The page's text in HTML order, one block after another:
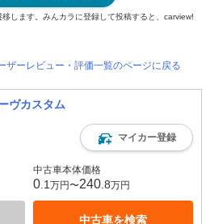
します。みんカラに登録して投稿すると、carview!
ザーレビュー・評価一覧のページに戻る
ヴカスタム
マイカー登録
中古車本体価格
0 .1 万円〜240 .8万円
中古車を検索